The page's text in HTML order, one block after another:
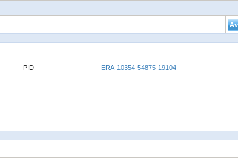
PID ERA-10354-54875-19104